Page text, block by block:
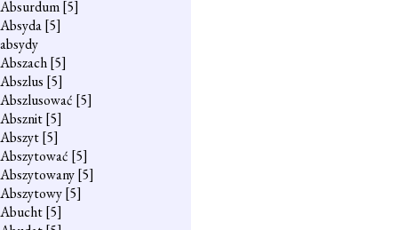
Absurdum[5]
Absyda[5]
absydy
Abszach[5]
Abszlus [5]
Abszlusować [5]
Absznit[5]
Abszyt[5]
Abszytować [5]
Abszytowany[5]
Abszytowy[5]
Abucht[5]